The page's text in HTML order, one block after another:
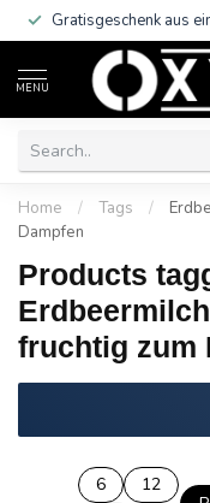
Gratisgeschenk aus
MENU
Home / Tags /
Dampfen
Products
fruchtig zum
6
12